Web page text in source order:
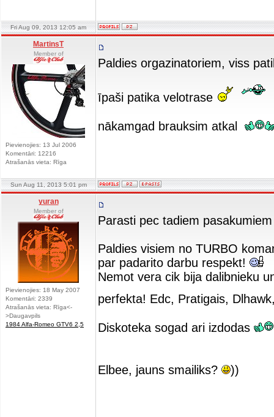
Fri Aug 09, 2013 12:05 am
MartinsT
Member of
Pievienojies: 13 Jul 2006
Komentāri: 12216
Atrašanās vieta: Rīga
Paldies orgazinatoriem, viss
īpaši patika velotrase
nākamgad brauksim atkal
Sun Aug 11, 2013 5:01 pm
yuran
Member of
Pievienojies: 18 May 2007
Komentāri: 2339
Atrašanās vieta: Rīga<-
>Daugavpils
1984 Alfa-Romeo GTV6 2,5
Parasti pec tadiem
Paldies visiem no TURBO
par padarito darbu respekt!
Nemot vera cik bija dalibnieku
perfekta! Edc, Pratigais,
Diskoteka sogad ari izdodas
Elbee, jauns smailiks? ))